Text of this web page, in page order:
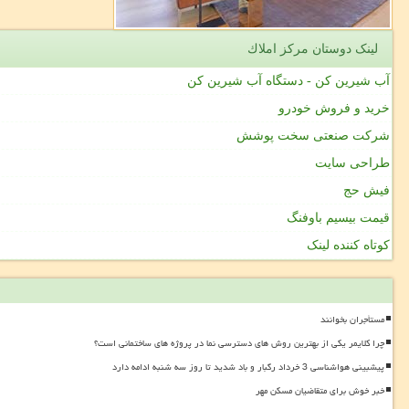
لینک دوستان مركز املاك
آب شیرین کن - دستگاه آب شیرین کن
خرید و فروش خودرو
شرکت صنعتی سخت پوشش
طراحی سایت
فیش حج
قیمت بیسیم باوفنگ
کوتاه کننده لینک
مستأجران بخوانند
چرا کلایمر یکی از بهترین روش های دسترسی نما در پروژه های ساختمانی است؟
پیشبینی هواشناسی 3 خرداد رگبار و باد شدید تا روز سه شنبه ادامه دارد
خبر خوش برای متقاضیان مسکن مهر